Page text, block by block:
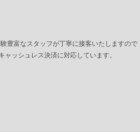
豊富なスタッフが丁寧に接客いたしますので
ッシュレス決済に対応しています。